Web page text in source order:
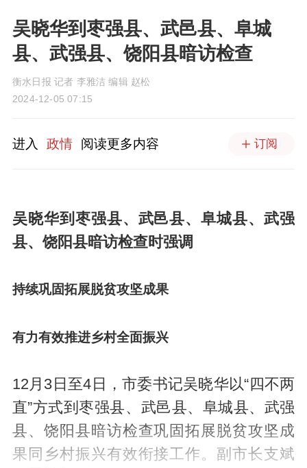
吴晓华到枣强县、武邑县、阜城
县、武强县、饶阳县暗访检查
衡水日报 记者 李雅洁 编辑 赵松
2024-12-05 07:15
进入 政情 阅读更多内容 订阅
吴晓华到枣强县、武邑县、阜城县、武强
县、饶阳县暗访检查时强调
持续巩固拓展脱贫攻坚成果
有力有效推进乡村全面振兴
12月3日至4日，市委书记吴晓华以“四不两
直”方式到枣强县、武邑县、阜城县、武强
县、饶阳县暗访检查巩固拓展脱贫攻坚成
果同乡村振兴有效衔接工作。副市长支斌